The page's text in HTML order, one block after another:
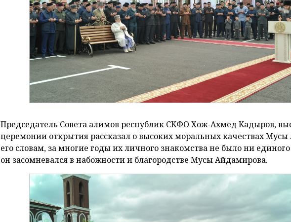
Председатель Совета алимов республик СКФО Хож-Ахмед Кадыров,
церемонии открытия рассказал о высоких моральных качествах
его словам, за многие годы их личного знакомства не было ни
он засомневался в набожности и благородстве Мусы Айдамирова.